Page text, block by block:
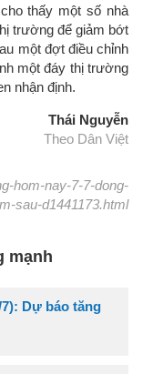
thấy một số nhà
trường để giảm bớt
một đợt điều chỉnh
một đáy thị trường
nhận định.
Thái Nguyễn
Theo Dân Việt
hom-nay-7-7-dong-
sau-d1441173.html
mạnh
Dự báo tăng